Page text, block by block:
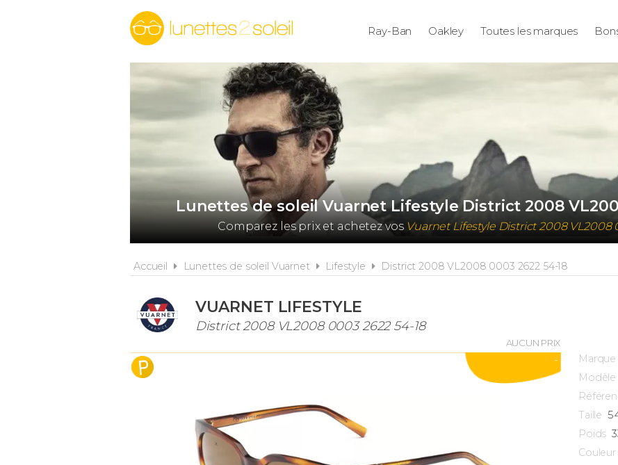
Ray-Ban Oakley Toutes les marques
Lunettes de soleil Vuarnet Lifestyle District 2008
Comparez les prix et achetez vos Vuarnet Lifestyle District 2008 VL2008
Accueil Lunettes de soleil Vuarnet Lifestyle District 2008 VL2008 0003 2622 54-18
VUARNET LIFESTYLE
District 2008 VL2008 0003 2622 54-18
AUCUN PRIX
- Marque
Modèle
Taille
Poids